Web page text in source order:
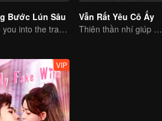
Bước Lún Sâu
Lure you into the trap with love as bait
Vẫn Rất Yêu Cô Ấy
Thiên thần nhí giúp sức, sếp bố chuẩn mẫu mực
VIP